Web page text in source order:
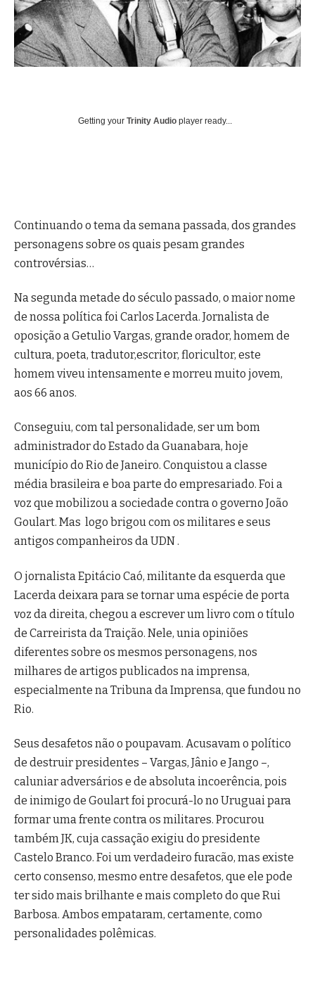
Getting your Trinity Audio player ready...
Continuando o tema da semana passada, dos grandes
personagens sobre os quais pesam grandes
controvérsias…
Na segunda metade do século passado, o maior nome
de nossa política foi Carlos Lacerda. Jornalista de
oposição a Getulio Vargas, grande orador, homem de
cultura, poeta, tradutor,escritor, floricultor, este
homem viveu intensamente e morreu muito jovem,
aos 66 anos.
Conseguiu, com tal personalidade, ser um bom
administrador do Estado da Guanabara, hoje
município do Rio de Janeiro. Conquistou a classe
média brasileira e boa parte do empresariado. Foi a
voz que mobilizou a sociedade contra o governo João
Goulart. Mas logo brigou com os militares e seus
antigos companheiros da UDN .
O jornalista Epitácio Caó, militante da esquerda que
Lacerda deixara para se tornar uma espécie de porta
voz da direita, chegou a escrever um livro com o título
de Carreirista da Traição. Nele, unia opiniões
diferentes sobre os mesmos personagens, nos
milhares de artigos publicados na imprensa,
especialmente na Tribuna da Imprensa, que fundou no
Rio.
Seus desafetos não o poupavam. Acusavam o político
de destruir presidentes – Vargas, Jânio e Jango –,
caluniar adversários e de absoluta incoerência, pois
de inimigo de Goulart foi procurá-lo no Uruguai para
formar uma frente contra os militares. Procurou
também JK, cuja cassação exigiu do presidente
Castelo Branco. Foi um verdadeiro furacão, mas existe
certo consenso, mesmo entre desafetos, que ele pode
ter sido mais brilhante e mais completo do que Rui
Barbosa. Ambos empataram, certamente, como
personalidades polêmicas.